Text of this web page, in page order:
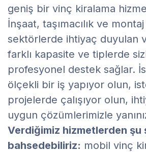
geniş bir vinç kiralama
İnşaat, taşımacılık ve
sektörlerde ihtiyaç duyulan
farklı kapasite ve tiplerde
profesyonel destek sağlar.
ölçekli bir iş yapıyor olun,
projelerde çalışıyor olun,
uygun çözümlerimizle
Verdiğimiz hizmetlerden şu
bahsedebiliriz: mobil vinç